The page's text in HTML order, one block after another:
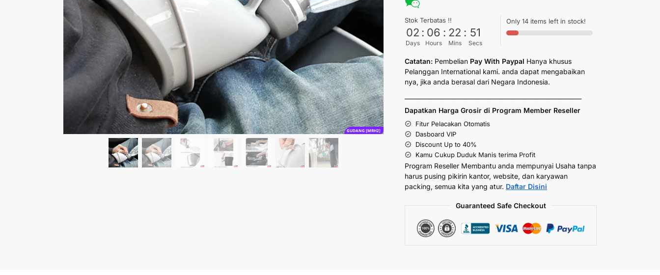
GUDANG [MRH2]
Stok Terbatas !!
02
Days
: 06
Hours
: 22
Mins
: 50
Secs
Only 14 items left in stock!
Catatan: Pembelian Pay With Paypal Hanya khusus
Pelanggan International kami. anda dapat mengabaikan
nya, jika anda berasal dari Negara Indonesia.
Dapatkan Harga Grosir di Program Member Reseller
Fitur Pelacakan Otomatis
Dasboard VIP
Discount Up to 40%
Kamu Cukup Duduk Manis terima Profit
Program Reseller Membantu anda mempunyai Usaha tanpa
harus pusing pikirin kantor, website, dan karyawan
packing, semua kita yang atur. Daftar Disini
Guaranteed Safe Checkout